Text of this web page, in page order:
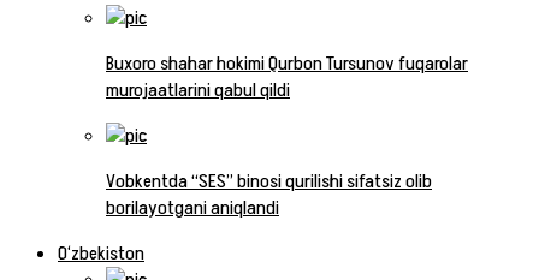
Buxoro shahar hokimi Qurbon Tursunov fuqarolar
murojaatlarini qabul qildi
Vobkentda “SES” binosi qurilishi sifatsiz olib
borilayotgani aniqlandi
O‘zbekiston